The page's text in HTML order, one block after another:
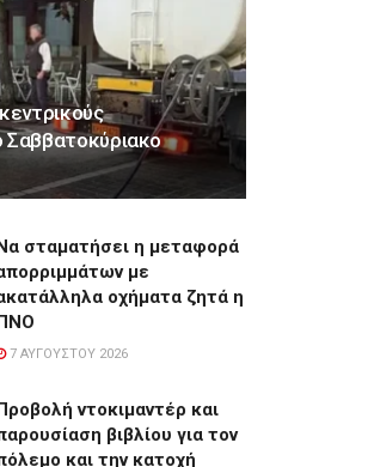
σταματήσει η μεταφορά
με
οχήματα ζητά η
7 ΑΥΓΟΎΣΤΟΥ 2026
ντοκιμαντέρ και
βιβλίου για τον
και την κατοχή